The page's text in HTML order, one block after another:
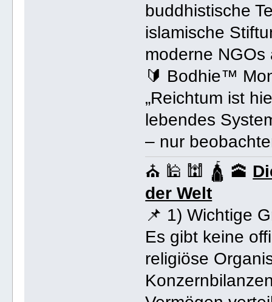
buddhistische
islamische
moderne NGOs
🔰 Bodhie™
„Reichtum ist
lebendes
– nur
⛪ 🕌 🕍 🛕 🕋
der Welt
📌 1) Wichtige
Es gibt keine
religiöse